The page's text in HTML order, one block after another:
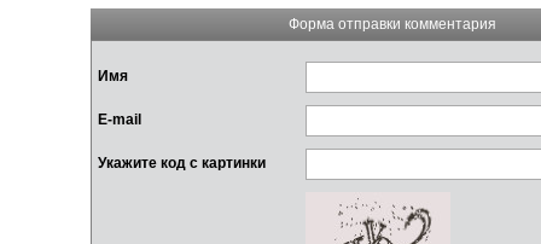
Форма отправки комментария
Имя
E-mail
Укажите код с картинки